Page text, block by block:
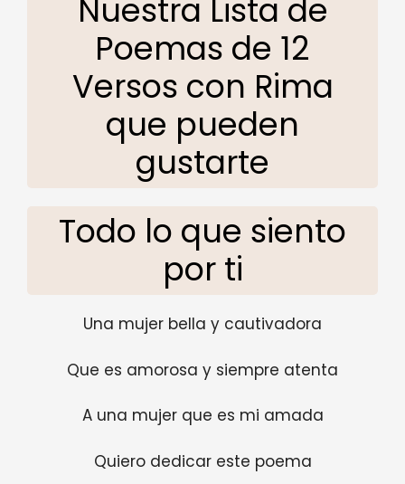
Nuestra Lista de
Poemas de 12
Versos con Rima
que pueden
gustarte
Todo lo que siento
por ti
Una mujer bella y cautivadora
Que es amorosa y siempre atenta
A una mujer que es mi amada
Quiero dedicar este poema